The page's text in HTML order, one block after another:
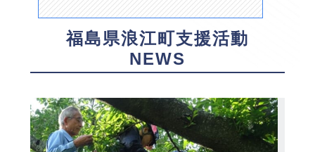
福島県浪江町支援活動
NEWS